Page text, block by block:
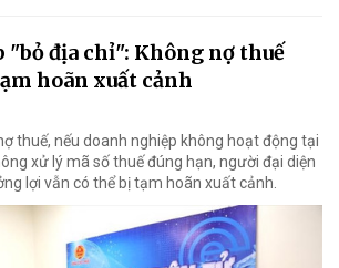
"bỏ địa chỉ": Không nợ thuế
hoãn xuất cảnh
thuế, nếu doanh nghiệp không hoạt động tại
xử lý mã số thuế đúng hạn, người đại diện
lợi vẫn có thể bị tạm hoãn xuất cảnh.